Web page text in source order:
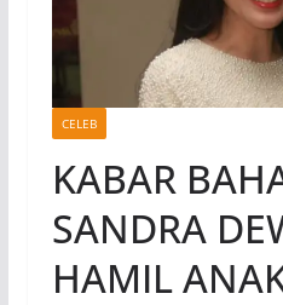
CELEB
KABAR
SANDRA
HAMIL